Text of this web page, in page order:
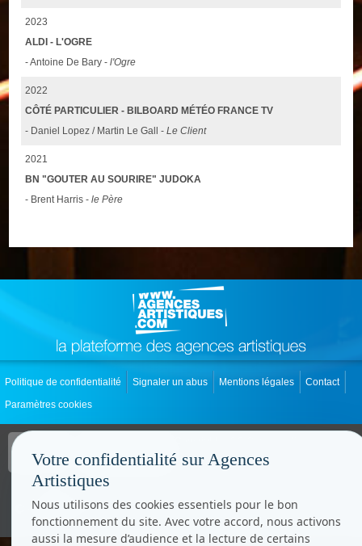
2023
ALDI - L'OGRE
- Antoine De Bary -l'Ogre
2022
CÔTÉ PARTICULIER - BILBOARD MÉTÉO FRANCE TV
- Daniel Lopez / Martin Le Gall -Le Client
2021
BN "GOUTER AU SOURIRE" JUDOKA
- Brent Harris -le Père
Politique de confidentialité Signaler un abus Mentions légales
Contact
Paramètres cookies
Tous droits réservés
www.cccom.fr
Votre confidentialité sur Agences
Artistiques
Nous utilisons des cookies essentiels pour le bon
fonctionnement du site. Avec votre accord, nous activons
aussi la mesure d’audience et la lecture de certains